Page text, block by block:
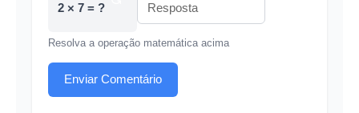
2 × 7 = ?
Resolva a operação matemática acima
Enviar Comentário